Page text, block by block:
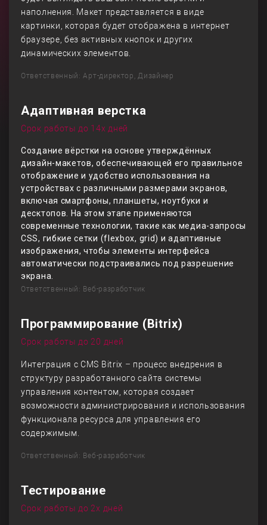
наполнения. Макет представляется в виде
картинки, которая будет отображена в интернет
браузере, без активных кнопок и других
динамических элементов.
Ответственный: Арт-директор, Дизайнер
Адаптивная верстка
Срок работы до 14х дней
Создание вёрстки на основе утверждённых
дизайн-макетов, обеспечивающей его правильное
отображение и удобство использования на
устройствах с различными размерами экранов,
включая смартфоны, планшеты, ноутбуки и
десктопов. На этом этапе применяются
современные технологии, такие как медиа-запросы
CSS, гибкие сетки (flexbox, grid) и адаптивные
изображения, чтобы элементы интерфейса
автоматически подстраивались под разрешение
экрана.
Ответственный: Веб-разработчик
Программирование (Bitrix)
Срок работы до 20 дней
Интеграция с CMS Bitrix – процесс внедрения в
структуру разработанного сайта системы
управления контентом, которая создает
возможности администрирования и использования
функционала ресурса для управления его
содержимым.
Ответственный: Веб-разработчик
Тестирование
Срок работы до 2х дней